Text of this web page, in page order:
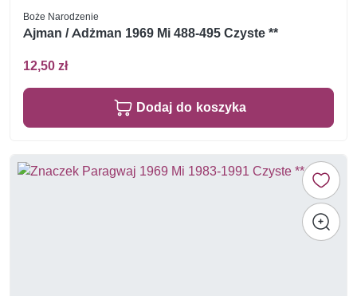
Boże Narodzenie
Ajman / Adżman 1969 Mi 488-495 Czyste **
12,50 zł
Dodaj do koszyka